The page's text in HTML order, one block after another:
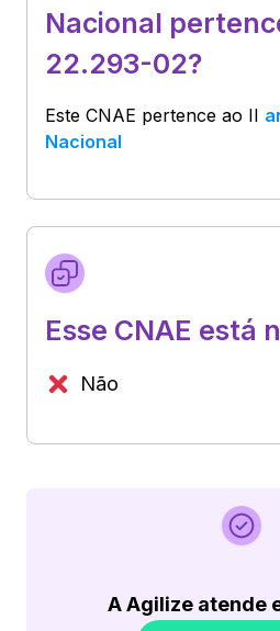
Nacional
22.293-02?
Este CNAE pertence ao II
Nacional
Esse CNAE está
Não
A Agilize atende